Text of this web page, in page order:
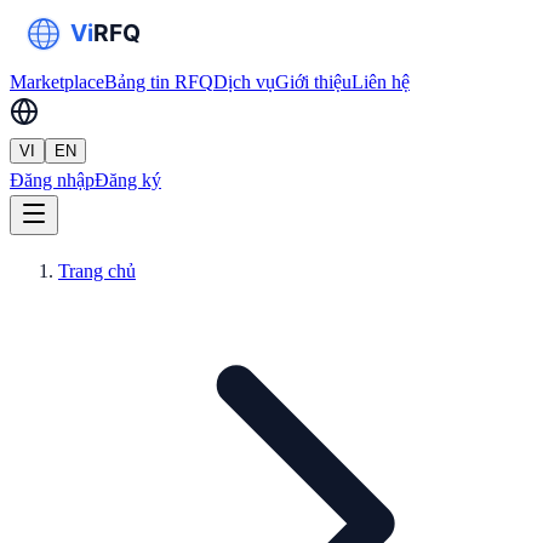
MarketplaceBảng tin RFQDịch vụGiới thiệuLiên hệ
VI EN
Đăng nhậpĐăng ký
Trang chủ